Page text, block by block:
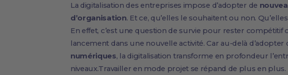
La digitalisation des entreprises impose d’adopter de
d’organisation. Et ce, qu’elles le souhaitent ou non.
En effet, c’est une question de survie pour rester compétitif
lancement dans une nouvelle activité. Car au-delà d’adopter
numériques, la digitalisation transforme en profondeur
niveaux.Travailler en mode projet se répand de plus en